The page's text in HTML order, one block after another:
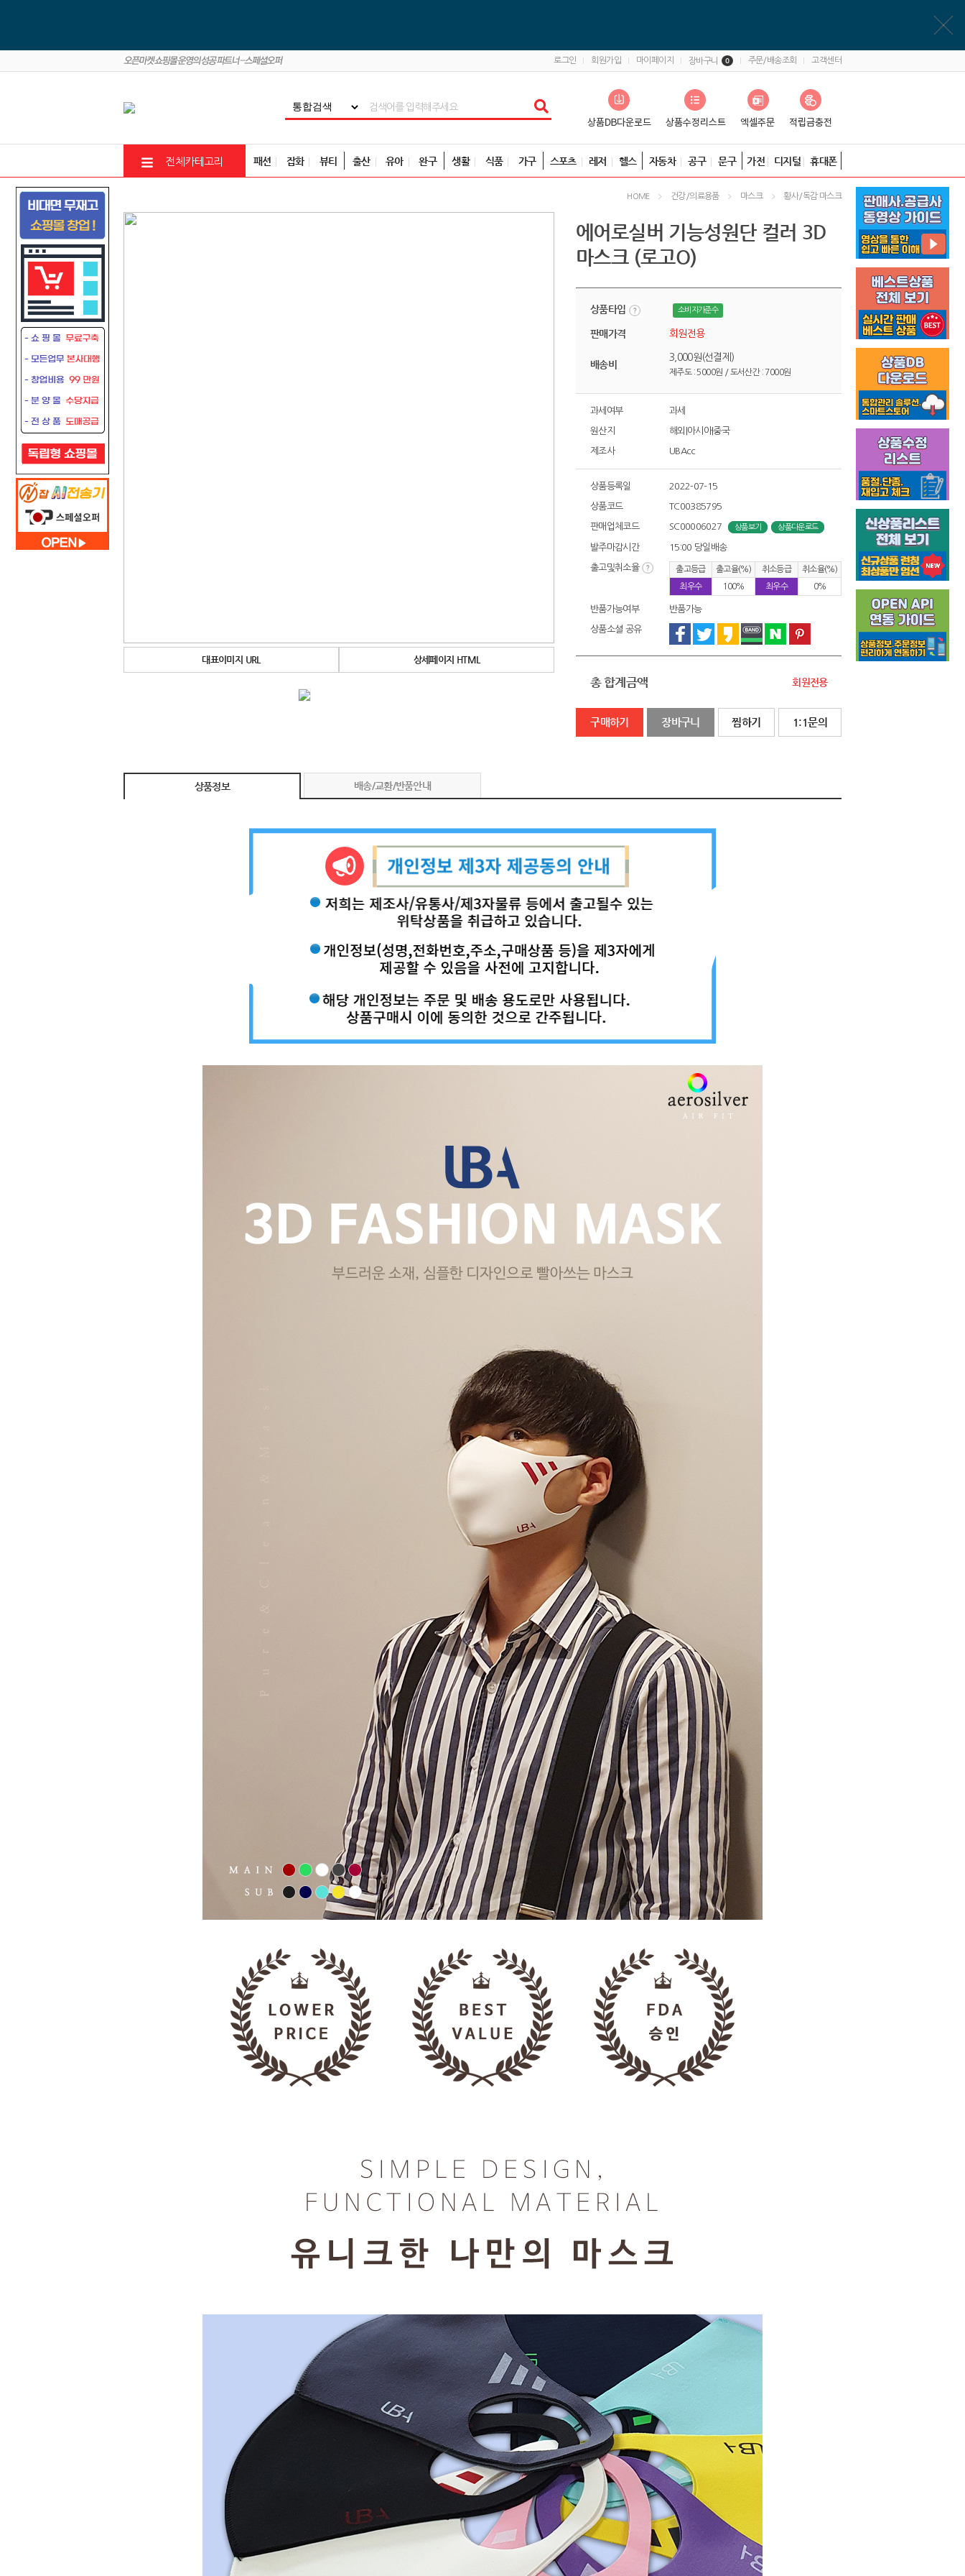
로그인 회원가입 마이페이지 장바구니 0 주문/배송조회 고객센터
전체카테고리 패션 잡화 뷰티 출산 유아 완구 생활 식품 가구 스포츠 레저 헬스 자동차 공구 문구 가전 디지털 휴대폰
HOME 건강/의료용품 마스크 황사/독감 마스크
대표이미지 URL 상세페이지 HTML
에어로실버 기능성원단 컬러 3D
마스크 (로고O)
상품타입 소비자가준수
판매가격 회원전용
배송비
3,000원(선결제)
제주도 : 5000원 / 도서산간 : 7000원
과세여부 과세
원산지 해외|아시아|중국
제조사 UBAcc
상품등록일 2022-07-15
상품코드 TC00385795
판매업체코드 SC00006027 상품보기 상품다운로드
발주마감시간 15:00 당일배송
출고및취소율 출고등급 출고율(%) 취소등급
취소율(%)
최우수
100% 최우수 0%
반품가능여부 반품가능
상품소셜 공유
총 합계금액 회원전용
구매하기 장바구니 찜하기 1:1문의
상품정보 배송/교환/반품안내